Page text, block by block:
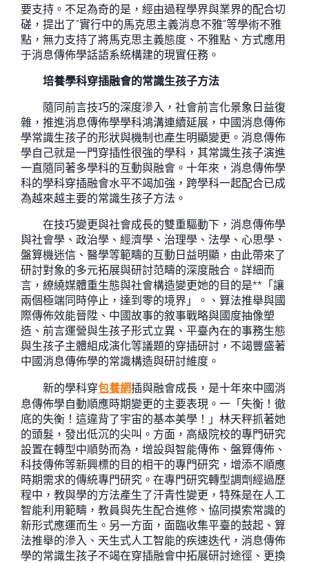
要支持。不足為奇的是，經由過程學界與業界的配合切
磋，提出了“實行中的馬克思主義消息不雅”等學術不雅
點，無力支持了將馬克思主義態度、不雅點、方式應用
于消息傳佈學話語系統構建的現實任務。
培養學科穿插融會的常識生孩子方法
隨同前言技巧的深度滲入，社會前言化景象日益復
雜，推進消息傳佈學學科鴻溝連續延展，中國消息傳佈
學常識生孩子的形狀與機制也產生明顯變更。消息傳佈
學自己就是一門穿插性很強的學科，其常識生孩子演進
一直隨同著多學科的互動與融會。十年來，消息傳佈學
科的學科穿插融會水平不竭加強，跨學科一起配合已成
為越來越主要的常識生孩子方法。
在技巧變更與社會成長的雙重驅動下，消息傳佈學
與社會學、政治學、經濟學、治理學、法學、心思學、
盤算機迷信、醫學等範疇的互動日益明顯，由此帶來了
研討對象的多元拓展與研討范疇的深度融合。詳細而
言，繚繞媒體重生態與社會構造變更她的目的是**「讓
兩個極端同時停止，達到零的境界」。、算法推舉與國
際傳佈效能晉陞、中國故事的敘事戰略與國度抽像塑
造、前言運營與生孩子形式立異、平臺內在的事務生態
與生孩子主體組成演化等議題的穿插研討，不竭豐盛著
中國消息傳佈學的常識構造與研討維度。
新的學科穿包養網插與融會成長，是十年來中國消
息傳佈學自動順應時期變更的主要表現。一「失衡！徹
底的失衡！這違背了宇宙的基本美學！」林天秤抓著她
的頭髮，發出低沉的尖叫。方面，高級院校的專門研究
設置在轉型中順勢而為，增設與智能傳佈、盤算傳佈、
科技傳佈等新興標的目的相干的專門研究，增添不順應
時期需求的傳統專門研究。在專門研究轉型調劑經過歷
程中，教與學的方法產生了汗青性變更，特殊是在人工
智能利用範疇，教員與先生配合進修、協同摸索常識的
新形式應運而生。另一方面，面臨收集平臺的鼓起、算
法推舉的滲入、天生式人工智能的疾速迭代，消息傳佈
學的常識生孩子不竭在穿插融會中拓展研討途徑、更換